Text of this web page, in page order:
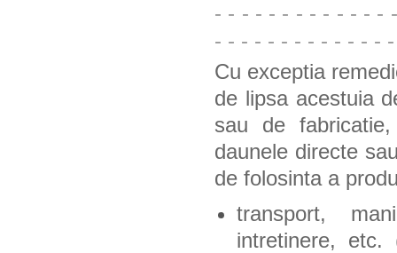
- - - - - - - - - - - - -
- - - - - - - - - - - - -
Cu exceptia
de lipsa acestuia
sau de
daunele directe
de folosinta a
transport,
intretinere,